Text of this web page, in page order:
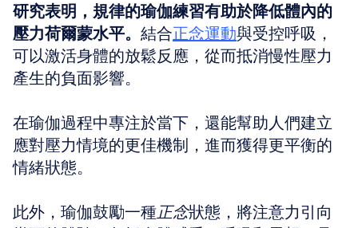
研究表明，規律的瑜伽練習有助於降低體內的
壓力荷爾蒙水平。 結合正念運動與受控呼吸，
可以激活身體的放鬆反應，從而抵消慢性壓力
產生的負面影響。
在瑜伽過程中專注於當下，還能幫助人們建立
應對壓力情境的更佳機制，進而獲得更平衡的
情緒狀態。
此外，瑜伽鼓勵一種正念狀態，將注意力引向